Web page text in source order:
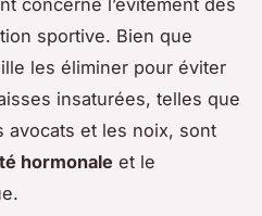
sportive. Bien que
les éliminer pour éviter
insaturées, telles que
avocats et les noix, sont
hormonale et le